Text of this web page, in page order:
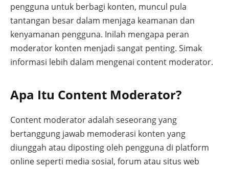
pengguna untuk berbagi konten, muncul pula
tantangan besar dalam menjaga keamanan dan
kenyamanan pengguna. Inilah mengapa peran
moderator konten menjadi sangat penting. Simak
informasi lebih dalam mengenai content moderator.
Apa Itu Content Moderator?
Content moderator adalah seseorang yang
bertanggung jawab memoderasi konten yang
diunggah atau diposting oleh pengguna di platform
online seperti media sosial, forum atau situs web